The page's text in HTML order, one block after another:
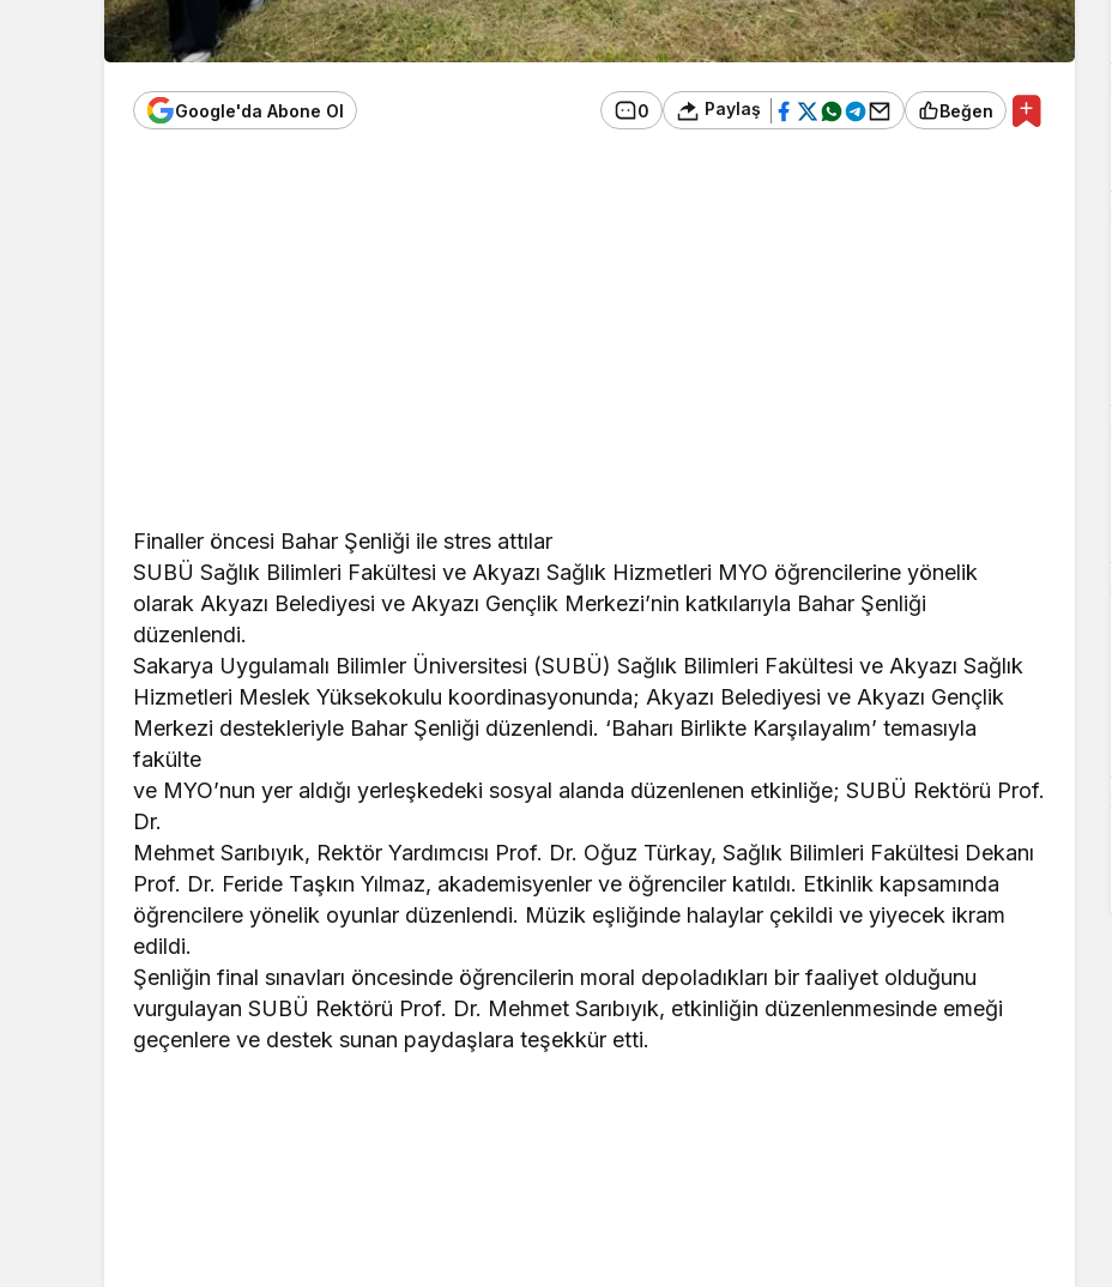
Google'da Abone Ol 0 Paylaş Beğen
Finaller öncesi Bahar Şenliği ile stres attılar
SUBÜ Sağlık Bilimleri Fakültesi ve Akyazı Sağlık Hizmetleri MYO öğrencilerine yönelik
olarak Akyazı Belediyesi ve Akyazı Gençlik Merkezi’nin katkılarıyla Bahar Şenliği
düzenlendi.
Sakarya Uygulamalı Bilimler Üniversitesi (SUBÜ) Sağlık Bilimleri Fakültesi ve Akyazı Sağlık
Hizmetleri Meslek Yüksekokulu koordinasyonunda; Akyazı Belediyesi ve Akyazı Gençlik
Merkezi destekleriyle Bahar Şenliği düzenlendi. ‘Baharı Birlikte Karşılayalım’ temasıyla
fakülte
ve MYO’nun yer aldığı yerleşkedeki sosyal alanda düzenlenen etkinliğe; SUBÜ Rektörü Prof.
Dr.
Mehmet Sarıbıyık, Rektör Yardımcısı Prof. Dr. Oğuz Türkay, Sağlık Bilimleri Fakültesi Dekanı
Prof. Dr. Feride Taşkın Yılmaz, akademisyenler ve öğrenciler katıldı. Etkinlik kapsamında
öğrencilere yönelik oyunlar düzenlendi. Müzik eşliğinde halaylar çekildi ve yiyecek ikram
edildi.
Şenliğin final sınavları öncesinde öğrencilerin moral depoladıkları bir faaliyet olduğunu
vurgulayan SUBÜ Rektörü Prof. Dr. Mehmet Sarıbıyık, etkinliğin düzenlenmesinde emeği
geçenlere ve destek sunan paydaşlara teşekkür etti.